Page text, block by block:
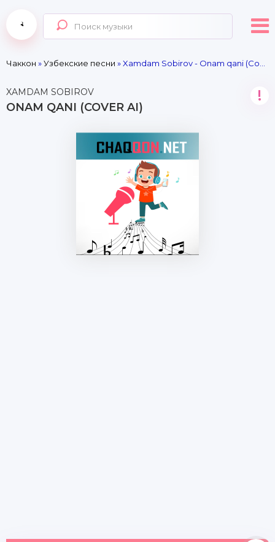
Чаккон »Узбекские песни » Xamdam Sobirov - Onam qani (Cover Ai)
XAMDAM SOBIROV
ONAM QANI (COVER AI)
!